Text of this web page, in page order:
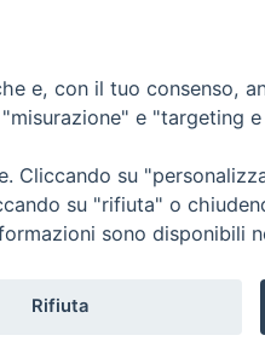
Apertura Anno
2025
e, con il tuo consenso,
e "targeting
su
su "rifiuta" o
sono disponibili
Rifiuta